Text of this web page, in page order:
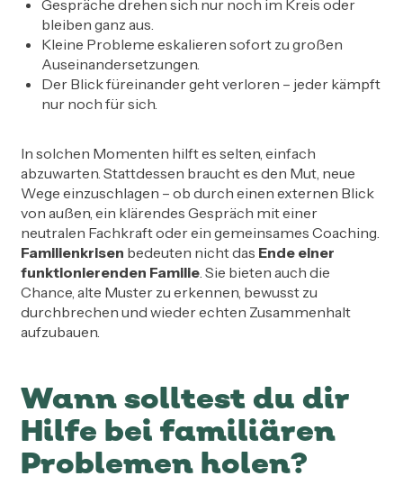
Gespräche drehen sich nur noch im Kreis oder
bleiben ganz aus.
Kleine Probleme eskalieren sofort zu großen
Auseinandersetzungen.
Der Blick füreinander geht verloren – jeder kämpft
nur noch für sich.
In solchen Momenten hilft es selten, einfach
abzuwarten. Stattdessen braucht es den Mut, neue
Wege einzuschlagen – ob durch einen externen Blick
von außen, ein klärendes Gespräch mit einer
neutralen Fachkraft oder ein gemeinsames Coaching.
Familienkrisen bedeuten nicht das Ende einer
funktionierenden Familie. Sie bieten auch die
Chance, alte Muster zu erkennen, bewusst zu
durchbrechen und wieder echten Zusammenhalt
aufzubauen.
Wann solltest du dir
Hilfe bei familiären
Problemen holen?